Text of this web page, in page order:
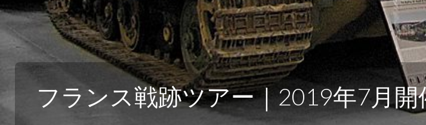
フランス戦跡ツアー｜2019年7月